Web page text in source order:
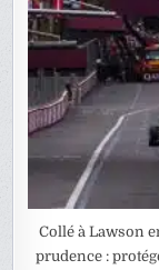
Collé à Lawson
prudence :